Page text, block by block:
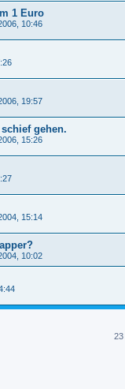
1 Euro
10:46
19:57
gehen.
15:26
15:14
10:02
23